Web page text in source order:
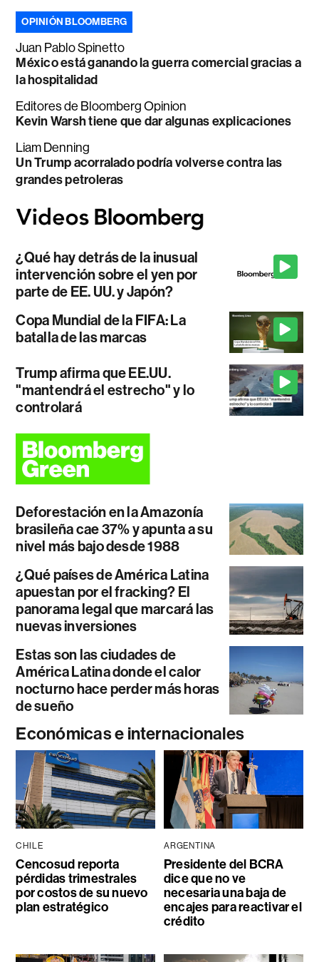
OPINIÓN BLOOMBERG
Juan Pablo Spinetto
México está ganando la guerra comercial gracias a
la hospitalidad
Editores de Bloomberg Opinion
Kevin Warsh tiene que dar algunas explicaciones
Liam Denning
Un Trump acorralado podría volverse contra las
grandes petroleras
¿Qué hay detrás de la inusual
intervención sobre el yen por
parte de EE. UU. y Japón?
Copa Mundial de la FIFA: La
batalla de las marcas
Trump afirma que EE.UU.
"mantendrá el estrecho" y lo
controlará
Deforestación en la Amazonía
brasileña cae 37% y apunta a su
nivel más bajo desde 1988
¿Qué países de América Latina
apuestan por el fracking? El
panorama legal que marcará las
nuevas inversiones
Estas son las ciudades de
América Latina donde el calor
nocturno hace perder más horas
de sueño
Económicas e internacionales
CHILE
Cencosud reporta
pérdidas trimestrales
por costos de su nuevo
plan estratégico
ARGENTINA
Presidente del BCRA
dice que no ve
necesaria una baja de
encajes para reactivar el
crédito